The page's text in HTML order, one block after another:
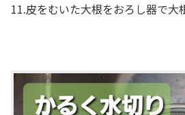
11.皮をむいた大根をおろし器で大